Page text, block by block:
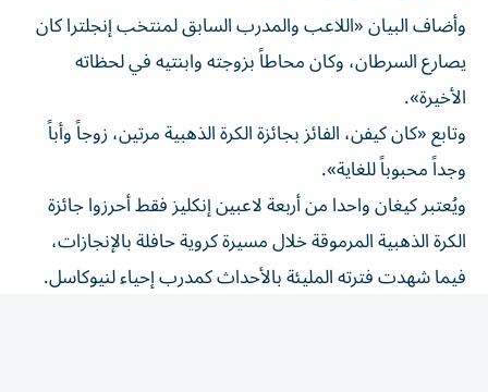
يصارع السرطان، وكان محاطاً بزوجته وابنتيه في لحظاته
الأخيرة».
وتابع «كان كيفن، الفائز بجائزة الكرة الذهبية مرتين، زوجاً وأباً
وجداً محبوباً للغاية».
ويُعتبر كيغان واحدا من أربعة لاعبين إنكليز فقط أحرزوا جائزة
الكرة الذهبية المرموقة خلال مسيرة كروية حافلة بالإنجازات،
فيما شهدت فترته المليئة بالأحداث كمدرب إحياء لنيوكاسل.
وأشاد ليفربول بفترة كيغان الحافلة بالألقاب في أنفيلد «نشعر